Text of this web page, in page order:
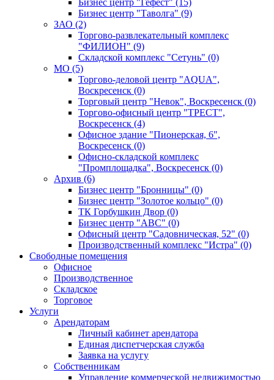
Бизнес центр "Гефест" (15)
Бизнес центр "Таволга" (9)
ЗАО (2)
Торгово-развлекательный комплекс
"ФИЛИОН" (9)
Складской комплекс "Сетунь" (0)
MO (5)
Торгово-деловой центр "AQUA",
Воскресенск (0)
Торговый центр "Невок", Воскресенск (0)
Торгово-офисный центр "ТРЕСТ",
Воскресенск (4)
Офисное здание "Пионерская, 6",
Воскресенск (0)
Офисно-складской комплекс
"Промплощадка", Воскресенск (0)
Архив (6)
Бизнес центр "Бронницы" (0)
Бизнес центр "Золотое кольцо" (0)
ТК Горбушкин Двор (0)
Бизнес центр "АВС" (0)
Офисный центр "Садовническая, 52" (0)
Производственный комплекс "Истра" (0)
Свободные помещения
Офисное
Производственное
Складское
Торговое
Услуги
Арендаторам
Личный кабинет арендатора
Единая диспетчерская служба
Заявка на услугу
Собственникам
Управление коммерческой недвижимостью